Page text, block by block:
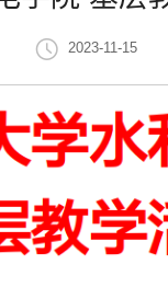
2023-11-15